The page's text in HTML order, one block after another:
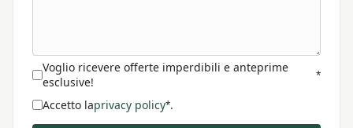
Voglio ricevere offerte imperdibili e anteprime
esclusive!
*
Accetto laprivacy policy*.